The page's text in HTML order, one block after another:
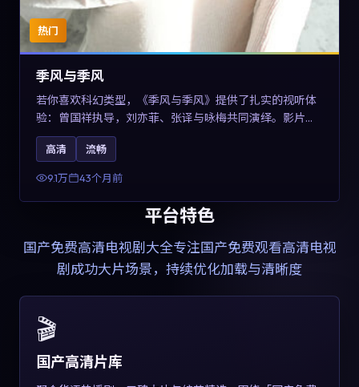
热门
季风与季风
若你喜欢科幻类型，《季风与季风》提供了扎实的视听体
验：曾国祥执导，刘亦菲、张译与咏梅共同演绎。影片
2023年于西班牙上映，内容在有限空间内完成高密度的戏
剧冲突，关键词包含高清流畅、人物关系与情节反转，适
合检索「2023科幻」「西班牙电影」的用户。
高清 流畅
9.1万 43个月前
平台特色
国产免费高清电视剧大全专注国产免费观看高清电视
剧成功大片场景，持续优化加载与清晰度
🎬
国产高清片库